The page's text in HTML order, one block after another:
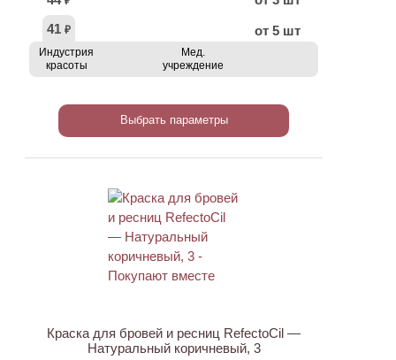
41 ₽ от 5 шт
Индустрия
красоты
Мед.
учреждение
Выбрать параметры
Краска для бровей и ресниц RefectoCil —
Натуральный коричневый, 3